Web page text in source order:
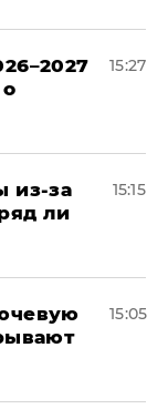
15:27
из-за
ли
15:15
15:05